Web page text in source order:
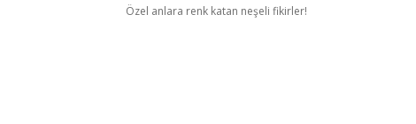
Özel anlara renk katan neşeli fikirler!